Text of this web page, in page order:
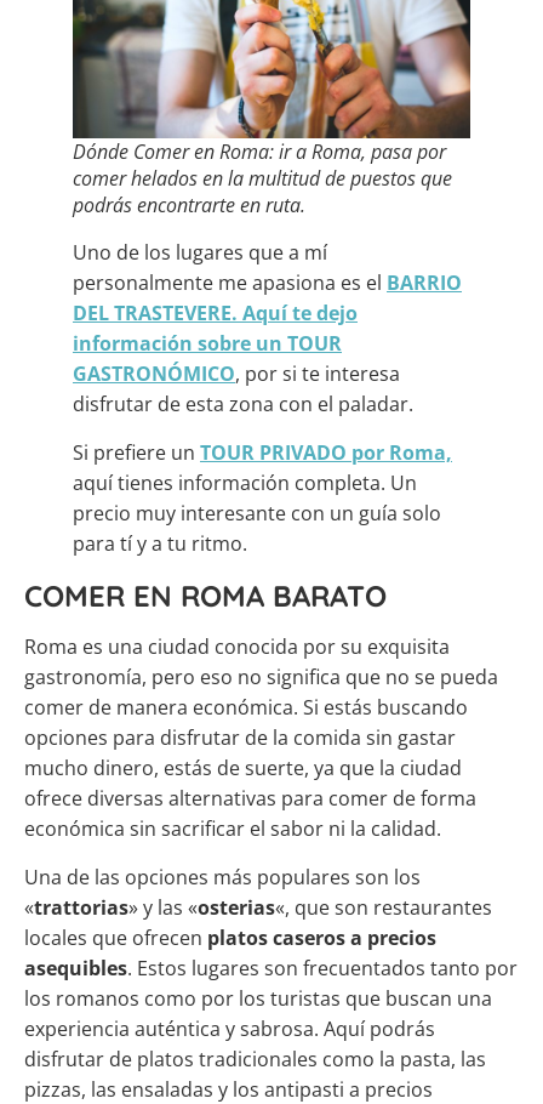
Dónde Comer en Roma: ir a Roma, pasa por
comer helados en la multitud de puestos que
podrás encontrarte en ruta.
Uno de los lugares que a mí
personalmente me apasiona es el BARRIO
DEL TRASTEVERE. Aquí te dejo
información sobre un TOUR
GASTRONÓMICO, por si te interesa
disfrutar de esta zona con el paladar.
Si prefiere un TOUR PRIVADO por Roma,
aquí tienes información completa. Un
precio muy interesante con un guía solo
para tí y a tu ritmo.
COMER EN ROMA BARATO
Roma es una ciudad conocida por su exquisita
gastronomía, pero eso no significa que no se pueda
comer de manera económica. Si estás buscando
opciones para disfrutar de la comida sin gastar
mucho dinero, estás de suerte, ya que la ciudad
ofrece diversas alternativas para comer de forma
económica sin sacrificar el sabor ni la calidad.
Una de las opciones más populares son los
«trattorias» y las «osterias«, que son restaurantes
locales que ofrecen platos caseros a precios
asequibles. Estos lugares son frecuentados tanto por
los romanos como por los turistas que buscan una
experiencia auténtica y sabrosa. Aquí podrás
disfrutar de platos tradicionales como la pasta, las
pizzas, las ensaladas y los antipasti a precios